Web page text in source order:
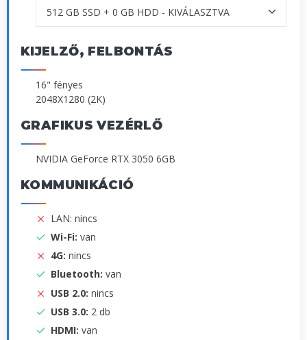
KIJELZŐ, FELBONTÁS
16" fényes
2048X1280 (2K)
GRAFIKUS VEZÉRLŐ
NVIDIA GeForce RTX 3050 6GB
KOMMUNIKÁCIÓ
LAN: nincs
Wi-Fi: van
4G: nincs
Bluetooth: van
USB 2.0: nincs
USB 3.0: 2 db
HDMI: van